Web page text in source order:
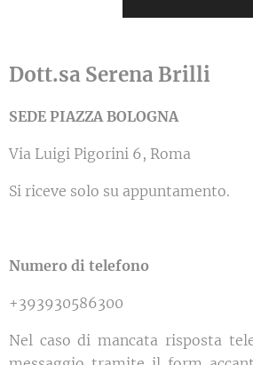
Dott.sa Serena Brilli
SEDE PIAZZA BOLOGNA
Via Luigi Pigorini 6, Roma
Si riceve solo su appuntamento.
Numero di telefono
+393930586300
Nel caso di mancata risposta